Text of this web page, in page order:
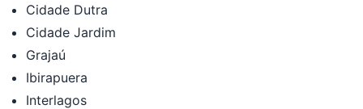
Cidade Dutra
Cidade Jardim
Grajaú
Ibirapuera
Interlagos